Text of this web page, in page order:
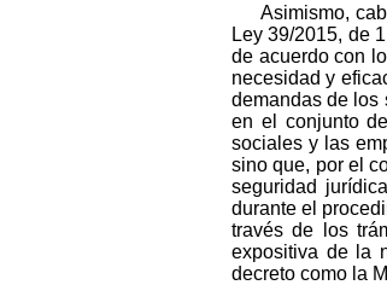
Asimismo,
Ley 39/2015, de
de acuerdo con
necesidad y
demandas de los
en el conjunto
sociales y las
sino que, por el
seguridad
durante el
través de los
expositiva de la
decreto como la